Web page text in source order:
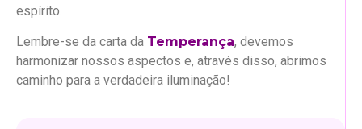
espírito.
Lembre-se da carta da Temperança, devemos
harmonizar nossos aspectos e, através disso, abrimos
caminho para a verdadeira iluminação!